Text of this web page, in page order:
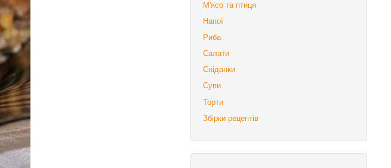
М'ясо та птиця
Напої
Риба
Салати
Сніданки
Супи
Торти
Збірки рецептів